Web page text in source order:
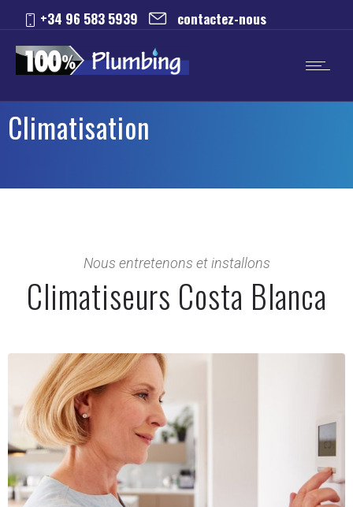
+34 96 583 5939 contactez-nous
Climatisation
Nous entretenons et installons
Climatiseurs Costa Blanca